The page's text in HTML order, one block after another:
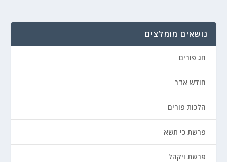
נושאים מומלצים
חג פורים
חודש אדר
הלכות פורים
פרשת כי תשא
פרשת ויקהל